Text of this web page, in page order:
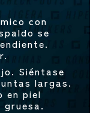
con
se
Siéntase
largas.
en piel
gruesa.